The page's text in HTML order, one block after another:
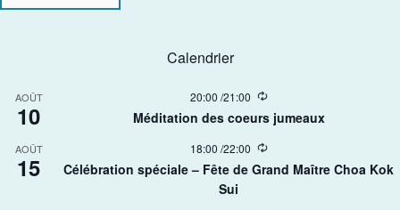
Calendrier
AOÛT
10
20:00 /21:00
R
c
r
r
Méditation des coeurs jumeaux
AOÛT
15
18:00 /22:00
R
c
Célébration spéciale – Fête de Grand Maître Choa Kok
Sui​